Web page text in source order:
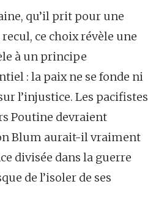
qu’il prit pour une
recul, ce choix révèle une
à un principe
: la paix ne se fonde ni
l’injustice. Les pacifistes
Poutine devraient
Blum aurait-il vraiment
divisée dans la guerre
de l’isoler de ses